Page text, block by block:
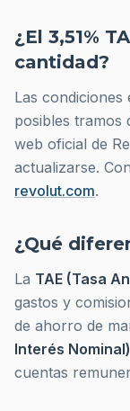
¿El 3,51%
cantidad?
Las
posibles tramos
web oficial de
actualizarse.
revolut.com.
¿Qué
La TAE (Tasa
gastos y
de ahorro de
Interés Nominal)
cuentas